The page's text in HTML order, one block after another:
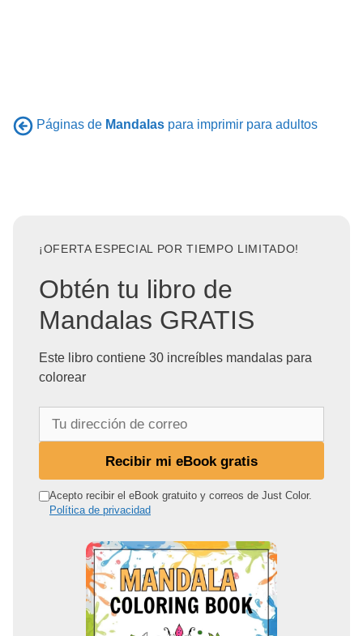
Páginas de Mandalas para imprimir para adultos
¡OFERTA ESPECIAL POR TIEMPO LIMITADO!
Obtén tu libro de
Mandalas GRATIS
Este libro contiene 30 increíbles mandalas para
colorear
r
Recibir mi eBook gratis
Acepto recibir el eBook gratuito y correos de Just Color.
Política de privacidad